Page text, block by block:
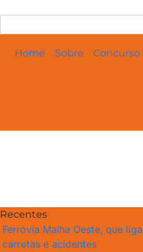
Home Sobre Concurso
Recentes
Ferrovia Malha Oeste, que
carretas e acidentes